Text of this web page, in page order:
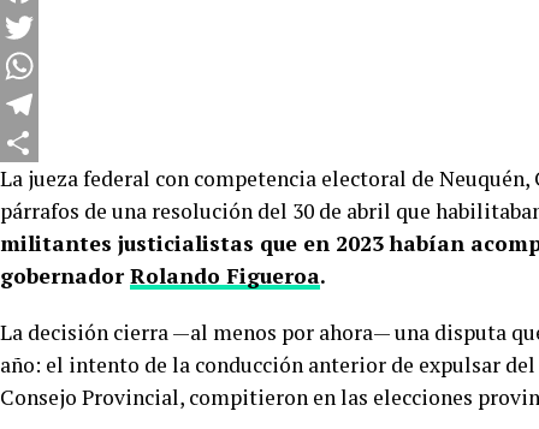
Facebook
Twitter
WhatsApp
Telegram
Compartir
La jueza federal con competencia electoral de
párrafos de una resolución del 30 de abril que
militantes justicialistas que en 2023 habían
gobernadorRolando Figueroa.
La decisión cierra —al menos por ahora— una disputa
año: el intento de la conducción anterior de expulsar
Consejo Provincial, compitieron en las elecciones